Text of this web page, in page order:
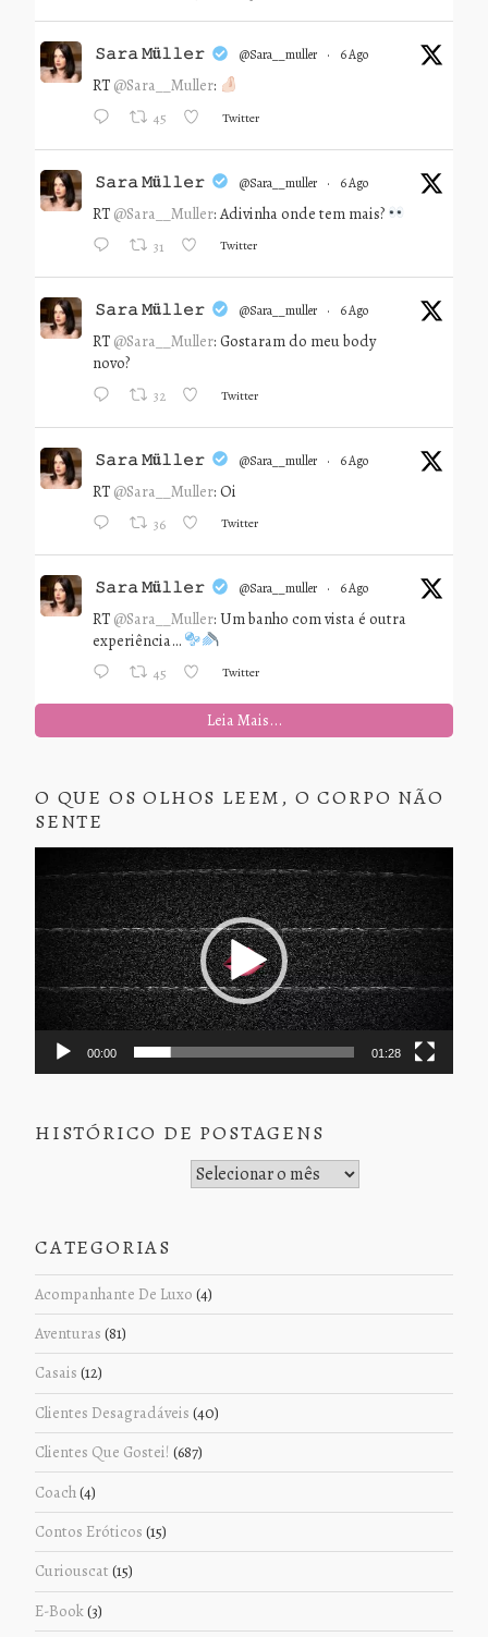
𝚂𝚊𝚛𝚊 𝙼ü𝚕𝚕𝚎𝚛 @sara__muller · 6 Ago
RT @Sara__Muller:
45 Twitter
𝚂𝚊𝚛𝚊 𝙼ü𝚕𝚕𝚎𝚛 @sara__muller · 6 Ago
RT @Sara__Muller: Adivinha onde tem mais?
31 Twitter
𝚂𝚊𝚛𝚊 𝙼ü𝚕𝚕𝚎𝚛 @sara__muller · 6 Ago
RT @Sara__Muller: Gostaram do meu body
novo?
32 Twitter
𝚂𝚊𝚛𝚊 𝙼ü𝚕𝚕𝚎𝚛 @sara__muller · 6 Ago
RT @Sara__Muller: Oi
36 Twitter
𝚂𝚊𝚛𝚊 𝙼ü𝚕𝚕𝚎𝚛 @sara__muller · 6 Ago
RT @Sara__Muller: Um banho com vista é outra
experiência…
45 Twitter
Leia Mais...
O QUE OS OLHOS LEEM, O CORPO NÃO
SENTE
de
vídeo
00:00 01:28
HISTÓRICO DE POSTAGENS
CATEGORIAS
Acompanhante De Luxo (4)
Aventuras (81)
Casais (12)
Clientes Desagradáveis (40)
Clientes Que Gostei! (687)
Coach(4)
Contos Eróticos (15)
Curiouscat (15)
E-Book(3)